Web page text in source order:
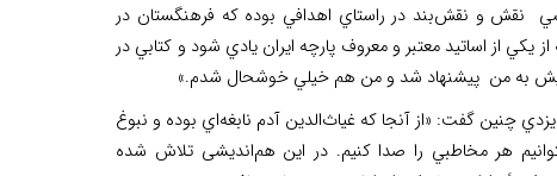
نقش ‌و نقش‌بند در راستاي اهدافي بوده كه فرهنگستان در
يكي از اساتيد معتبر و معروف پارچه ايران يادي شود و كتابي در
به من پيشنهاد شد و من هم خيلي خوشحال شدم.»
چنين گفت: «از آنجا كه غياث‌الدين آدم نابغه‌اي بوده و نبوغ
هر مخاطبي را صدا كنيم. در این هم‌اندیشی تلاش شده